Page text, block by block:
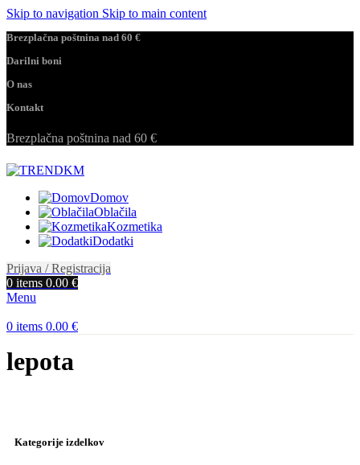
Skip to navigation Skip to main content
Brezplačna poštnina nad 60 €
Darilni boni
O nas
Kontakt
Brezplačna poštnina nad 60 €
Domov
Oblačila
Kozmetika
Dodatki
Prijava / Registracija
0 items 0.00 €
Menu
0 items 0.00 €
lepota
Kategorije izdelkov